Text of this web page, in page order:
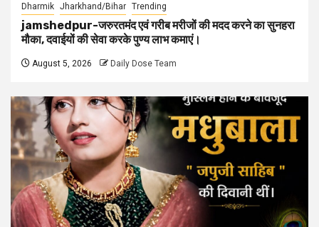
Dharmik Jharkhand/Bihar Trending
jamshedpur-जरुरतमंद एवं गरीब मरीजों की मदद करने का सुनहरा
मौका, दवाईयों की सेवा करके पुण्य लाभ कमाएं।
August 5, 2026 Daily Dose Team